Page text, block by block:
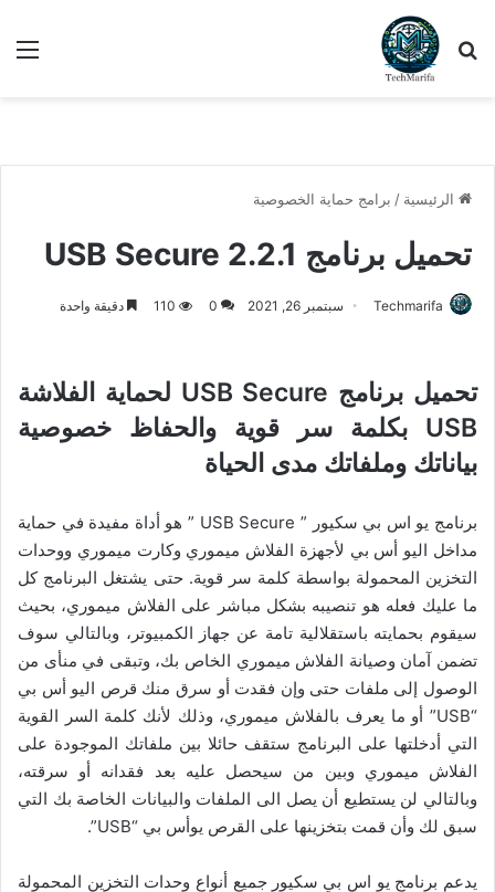
بحث عن
الرئيسية / برامج حماية الخصوصية
تحميل برنامج USB Secure 2.2.1
Techmarifa سبتمبر 26, 2021 0
110 دقيقة واحدة
تحميل برنامج USB Secure لحماية الفلاشة
USB بكلمة سر قوية والحفاظ خصوصية
بياناتك وملفاتك مدى الحياة
برنامج يو اس بي سكيور ” USB Secure ” هو أداة مفيدة في حماية
مداخل اليو أس بي لأجهزة الفلاش ميموري وكارت ميموري ووحدات
التخزين المحمولة بواسطة كلمة سر قوية. حتى يشتغل البرنامج كل
ما عليك فعله هو تنصيبه بشكل مباشر على الفلاش ميموري، بحيث
سيقوم بحمايته باستقلالية تامة عن جهاز الكمبيوتر، وبالتالي سوف
تضمن آمان وصيانة الفلاش ميموري الخاص بك، وتبقى في منأى من
الوصول إلى ملفات حتى وإن فقدت أو سرق منك قرص اليو أس بي
“USB” أو ما يعرف بالفلاش ميموري، وذلك لأنك كلمة السر القوية
التي أدخلتها على البرنامج ستقف حائلا بين ملفاتك الموجودة على
الفلاش ميموري وبين من سيحصل عليه بعد فقدانه أو سرقته،
وبالتالي لن يستطيع أن يصل الى الملفات والبيانات الخاصة بك التي
سبق لك وأن قمت بتخزينها على القرص يوأس بي “USB”.
يدعم برنامج يو اس بي سكيور جميع أنواع وحدات التخزين المحمولة